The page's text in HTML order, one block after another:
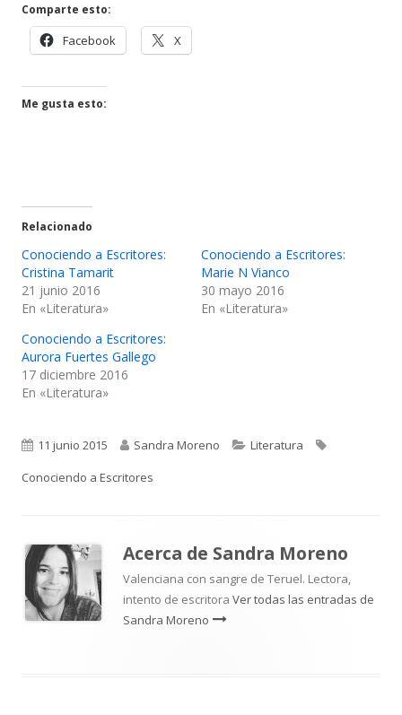
Comparte esto:
Facebook
en
X
en
Me gusta esto:
Relacionado
Conociendo a Escritores:
Cristina Tamarit
21 junio 2016
En «Literatura»
Conociendo a Escritores:
Marie N Vianco
30 mayo 2016
En «Literatura»
Conociendo a Escritores:
Aurora Fuertes Gallego
17 diciembre 2016
En «Literatura»
Publicado
el
11 junio 2015 Autor
Sandra Moreno Categorías
Literatura
Conociendo a Escritores
Acerca de Sandra Moreno
Valenciana con sangre de Teruel. Lectora,
intento de escritora Ver todas las entradas de
Sandra Moreno